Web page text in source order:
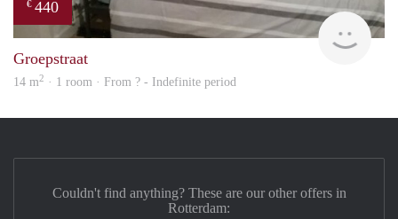
€ 440
rent
Groepstraat
14 m2 · 1 room · From ? - Indefinite period
Couldn't find anything? These are our other offers in
Rotterdam: